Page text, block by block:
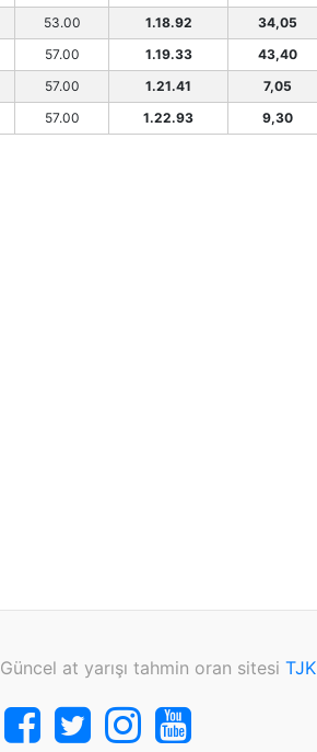
53.00 1.18.92 34,05
57.00 1.19.33 43,40
57.00 1.21.41 7,05
57.00 1.22.93 9,30
Güncel at yarışı tahmin oran sitesi TJK